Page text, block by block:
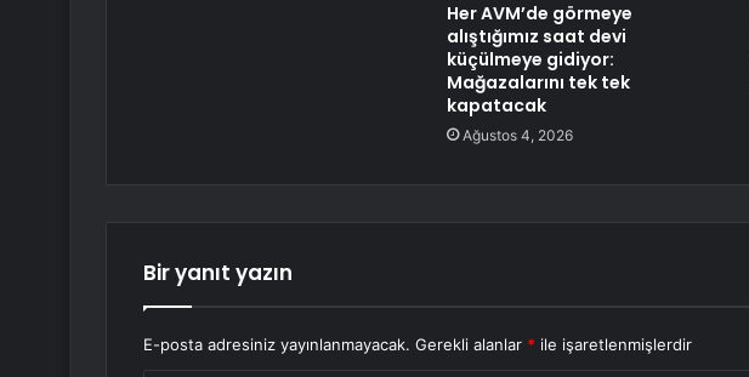
Her AVM’de görmeye
alıştığımız saat devi
küçülmeye gidiyor:
Mağazalarını tek tek
kapatacak
Ağustos 4, 2026
Bir yanıt yazın
E-posta adresiniz yayınlanmayacak. Gerekli alanlar * ile işaretlenmişlerdir